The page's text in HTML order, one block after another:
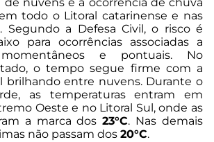
todo o Litoral catarinense e nas
Segundo a Defesa Civil, o risco é
para ocorrências associadas a
momentâneos e pontuais. No
o tempo segue firme com a
brilhando entre nuvens. Durante o
as temperaturas entram em
Oeste e no Litoral Sul, onde as
a marca dos23°C. Nas demais
não passam dos 20°C.